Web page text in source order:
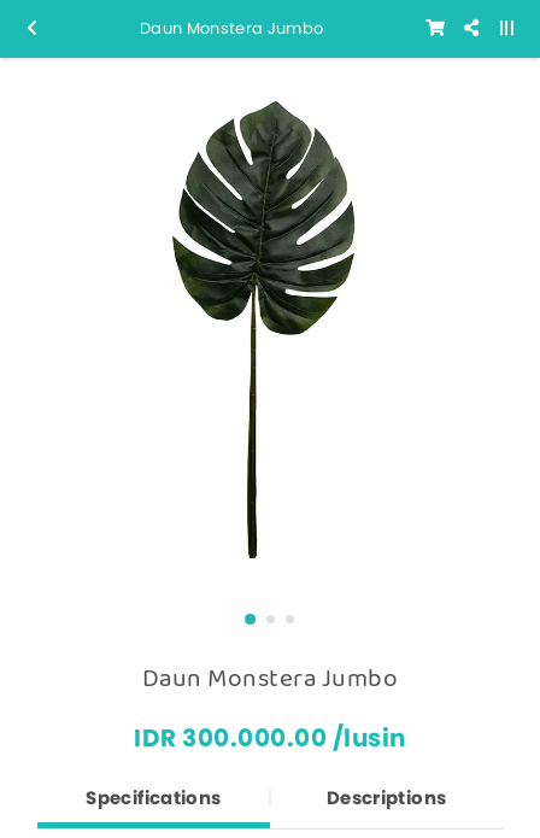
Daun Monstera Jumbo
Daun Monstera Jumbo
IDR 300.000.00 /lusin
Specifications Descriptions